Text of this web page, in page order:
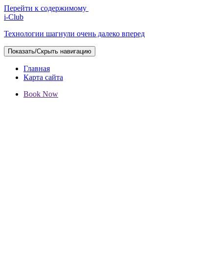
Перейти к содержимому
i-Club
Технологии шагнули очень далеко вперед
Показать/Скрыть навигацию
Главная
Карта сайта
Book Now